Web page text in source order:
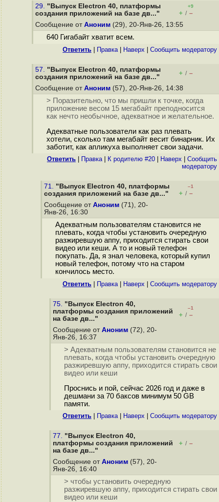
29. "Выпуск Electron 40, платформы
создания приложений на базе дв..."
+9
+ / –
Сообщение от Аноним (29), 20-Янв-26, 13:55
640 Гигабайт хватит всем.
Ответить Правка| Наверх Cообщить модератору
57. "Выпуск Electron 40, платформы
создания приложений на базе дв..."
+ / –
Сообщение от Аноним (57), 20-Янв-26, 14:38
> Поразительно, что мы пришли к точке, когда
приложение весом 15 мегабайт преподносится
как нечто необычное, адекватное и желательное.
Адекватные пользователи как раз плевать
хотели, сколько там мегабайт весит бинарник. Их
заботит, как апликуха выполняет свои задачи.
Ответить Правка| К родителю #20 Наверх
Cообщить
модератору
71. "Выпуск Electron 40, платформы
создания приложений на базе дв..."
–1
+ / –
Сообщение от Аноним (71), 20-
Янв-26, 16:30
Адекватным пользователям становится не
плевать, когда чтобы установить очередную
разжиревшую аппу, приходится стирать свои
видео или кеши. А то и новый телефон
покупать. Да, я знал человека, который купил
новый телефон, потому что на старом
кончилось место.
Ответить Правка| Наверх Cообщить модератору
75. "Выпуск Electron 40,
платформы создания приложений
на базе дв..."
–1
+ / –
Сообщение от Аноним (72), 20-
Янв-26, 16:37
> Адекватным пользователям становится не
плевать, когда чтобы установить очередную
разжиревшую аппу, приходится стирать свои
видео или кеши
Проснись и пой, сейчас 2026 год и даже в
дешмани за 70 баксов минимум 50 GB
памяти.
Ответить Правка| Наверх Cообщить модератору
77. "Выпуск Electron 40,
платформы создания приложений
на базе дв..."
+ / –
Сообщение от Аноним (57), 20-
Янв-26, 16:40
> чтобы установить очередную
разжиревшую аппу, приходится стирать свои
видео или кеши